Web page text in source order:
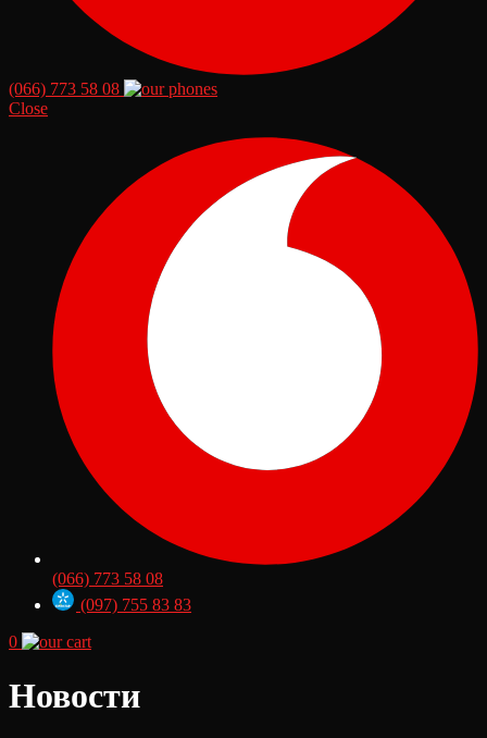
(066) 773 58 08
Close
(066) 773 58 08
(097) 755 83 83
0
Новости